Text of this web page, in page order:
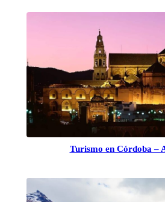
Turismo en Córdoba –